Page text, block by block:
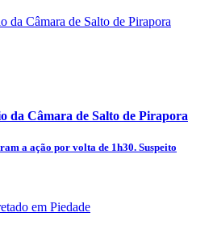
da Câmara de Salto de Pirapora
a ação por volta de 1h30. Suspeito